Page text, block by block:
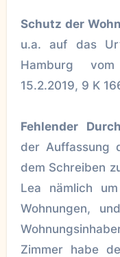
Schutz der
u.a. auf das
Hamburg
15.2.2019, 9 K
Fehlender
der Auffassung
dem Schreiben
Lea nämlich
Wohnungen,
Zimmer habe